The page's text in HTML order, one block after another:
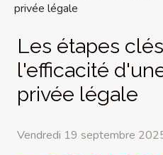
privée légale
Les étapes
l'efficacité
privée légale
Vendredi 19 septembre